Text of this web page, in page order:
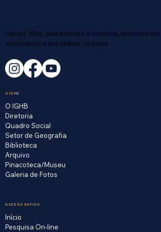
Desde 1894, preservando a memória,
valorizando o patrimônio da Bahia.
O IGHB
O IGHB
Diretoria
Quadro Social
Setor de Geografia
Biblioteca
Arquivo
Pinacoteca/Museu
Galeria de Fotos
ACESSO RÁPIDO
Início
Pesquisa On-line